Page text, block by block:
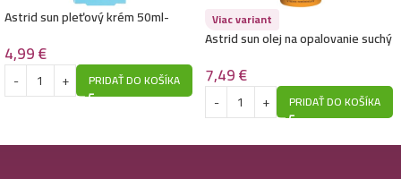
Astrid sun pleťový krém 50ml-
4,99€
PRIDAŤ DO KOŠÍKA
Viac variant
Astrid sun olej na opalovanie suchý
7,49€
PRIDAŤ DO KOŠÍKA